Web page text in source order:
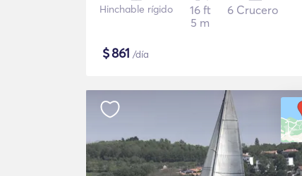
Hinchable rígido
16 ft
5 m
6 Crucero
$861 /día